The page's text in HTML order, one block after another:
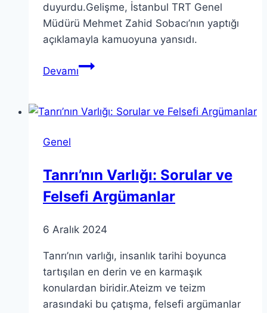
duyurdu.Gelişme, İstanbul TRT Genel
Müdürü Mehmet Zahid Sobacı’nın yaptığı
açıklamayla kamuoyuna yansıdı.
DevamıTeşkilat
Neden
Genel
Tanrı’nın Varlığı: Sorular ve
Felsefi Argümanlar
6 Aralık 2024
Tanrı’nın varlığı, insanlık tarihi boyunca
tartışılan en derin ve en karmaşık
konulardan biridir.Ateizm ve teizm
arasındaki bu çatışma, felsefi argümanlar